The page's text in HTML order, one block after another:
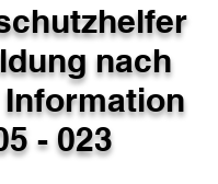
nach
Information
- 023